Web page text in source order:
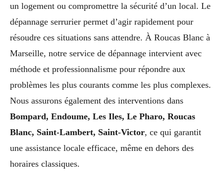
un logement ou compromettre la sécurité d’un local. Le
dépannage serrurier permet d’agir rapidement pour
résoudre ces situations sans attendre. À Roucas Blanc à
Marseille, notre service de dépannage intervient avec
méthode et professionnalisme pour répondre aux
problèmes les plus courants comme les plus complexes.
Nous assurons également des interventions dans
Bompard, Endoume, Les Iles, Le Pharo, Roucas
Blanc, Saint-Lambert, Saint-Victor, ce qui garantit
une assistance locale efficace, même en dehors des
horaires classiques.